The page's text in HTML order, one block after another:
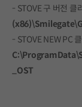
- STOVE 구 버전 클
- STOVE NEW PC
_OST